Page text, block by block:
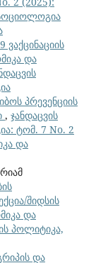
და
პრევენციის
, ჯანდაცვის
ტომ. 7 No. 2
და
შიდსის
და
პოლიტიკა,
და